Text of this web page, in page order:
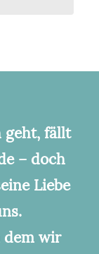
geht, fällt
– doch
Liebe
dem wir